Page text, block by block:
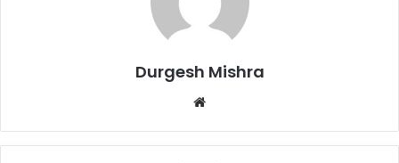
Durgesh Mishra
Website